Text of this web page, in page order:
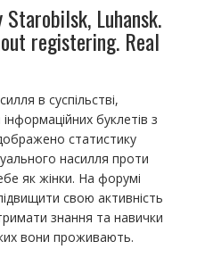
Luhansk.
registering. Real
в суспільстві,
буклетів з
статистику
насилля проти
як жінки. На форумі
свою активність
знання та навички
вони проживають.